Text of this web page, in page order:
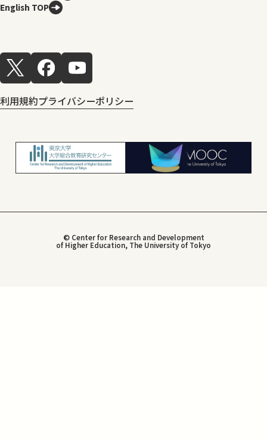
English TOP
利用規約プライバシーポリシー
© Center for Research and Development
of Higher Education, The University of Tokyo